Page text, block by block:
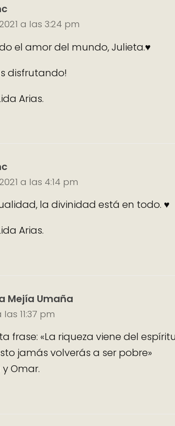
a las 3:24 pm
el amor del mundo, Julieta.♥
disfrutando!
Arias.
a las 4:14 pm
la divinidad está en todo. ♥
Arias.
Mejía Umaña
11:37 pm
frase: «La riqueza viene del
jamás volverás a ser pobre»
Omar.